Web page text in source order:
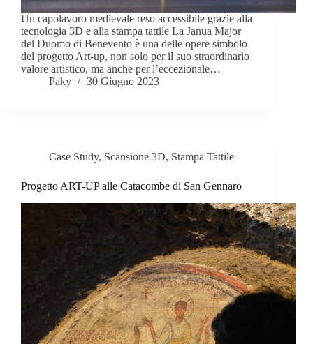
Un capolavoro medievale reso accessibile grazie alla
tecnologia 3D e alla stampa tattile La Janua Major
del Duomo di Benevento è una delle opere simbolo
del progetto Art-up, non solo per il suo straordinario
valore artistico, ma anche per l’eccezionale…
Paky
30 Giugno 2023
Case Study, Scansione 3D, Stampa Tattile
Progetto ART-UP alle Catacombe di San Gennaro